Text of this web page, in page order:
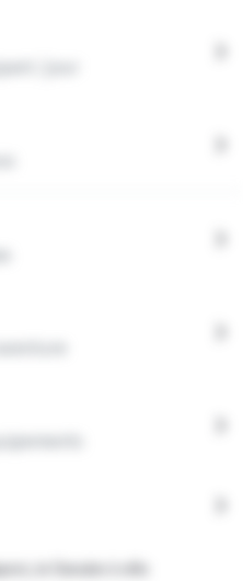
le Danube à vélo